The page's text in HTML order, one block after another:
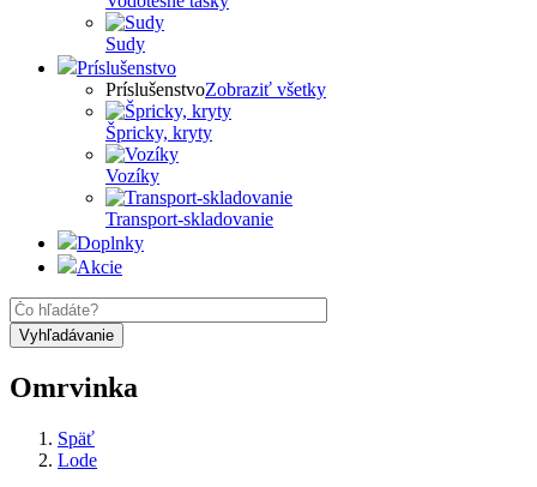
Sudy
Príslušenstvo
PríslušenstvoZobraziť všetky
Špricky, kryty
Vozíky
Transport-skladovanie
Doplnky
Akcie
Omrvinka
Späť
Lode